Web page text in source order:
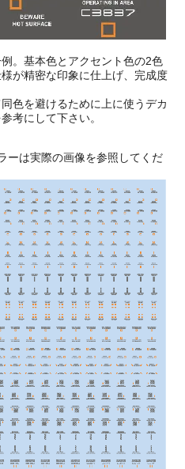
。基本色とアクセント色の2色
が精密な印象に仕上げ、完成度
色を避けるために上に使うデカ
考にして下さい。
ーは実際の画像を参照してくだ